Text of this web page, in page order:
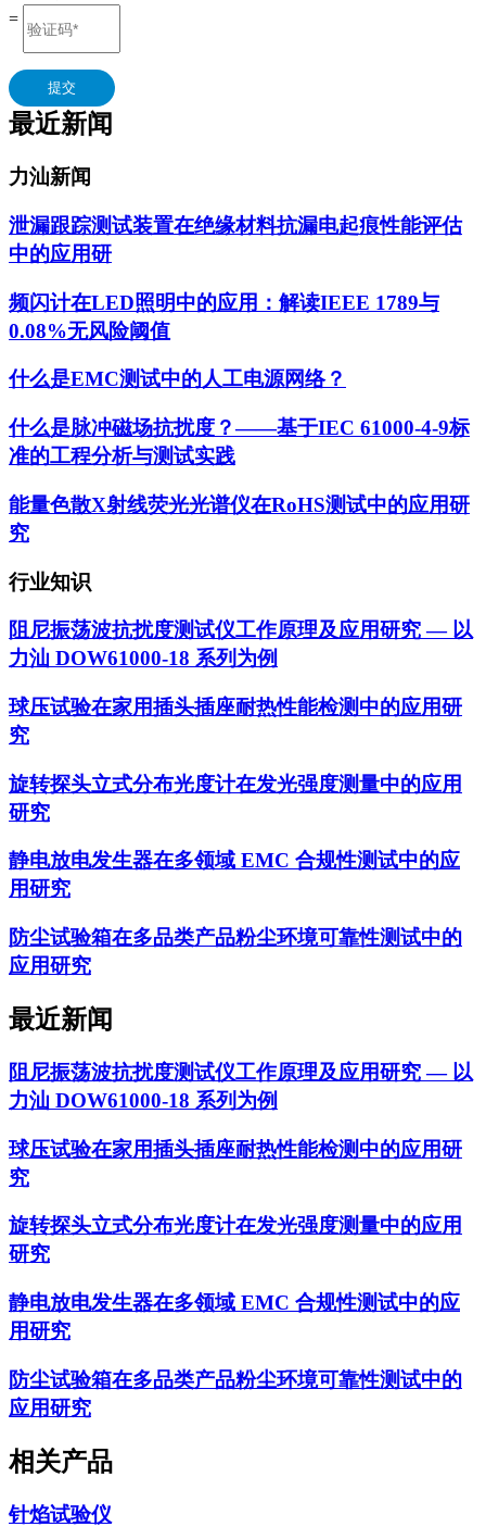
=
提交
最近新闻
力汕新闻
泄漏跟踪测试装置在绝缘材料抗漏电起痕性能评估
中的应用研
频闪计在LED照明中的应用：解读IEEE 1789与
0.08%无风险阈值
什么是EMC测试中的人工电源网络？
什么是脉冲磁场抗扰度？——基于IEC 61000-4-9标
准的工程分析与测试实践
能量色散X射线荧光光谱仪在RoHS测试中的应用研
究
行业知识
阻尼振荡波抗扰度测试仪工作原理及应用研究 — 以
力汕 DOW61000-18 系列为例
球压试验在家用插头插座耐热性能检测中的应用研
究
旋转探头立式分布光度计在发光强度测量中的应用
研究
静电放电发生器在多领域 EMC 合规性测试中的应
用研究
防尘试验箱在多品类产品粉尘环境可靠性测试中的
应用研究
最近新闻
阻尼振荡波抗扰度测试仪工作原理及应用研究 — 以
力汕 DOW61000-18 系列为例
球压试验在家用插头插座耐热性能检测中的应用研
究
旋转探头立式分布光度计在发光强度测量中的应用
研究
静电放电发生器在多领域 EMC 合规性测试中的应
用研究
防尘试验箱在多品类产品粉尘环境可靠性测试中的
应用研究
相关产品
针焰试验仪